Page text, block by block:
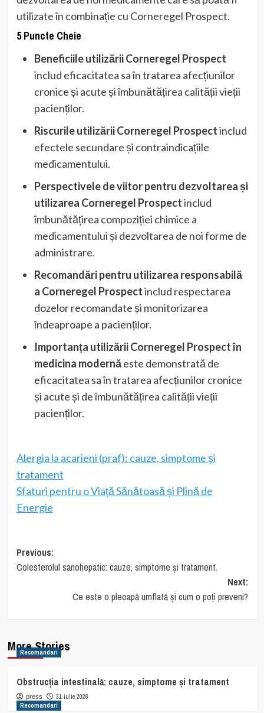
utilizate în combinație cu Corneregel Prospect.
5 Puncte Cheie
Beneficiile utilizării Corneregel Prospect
includ eficacitatea sa în tratarea afecțiunilor
cronice și acute și îmbunătățirea calității vieții
pacienților.
Riscurile utilizării Corneregel Prospectinclud
efectele secundare și contraindicațiile
medicamentului.
Perspectivele de viitor pentru dezvoltarea și
utilizarea Corneregel Prospectinclud
îmbunătățirea compoziției chimice a
medicamentului și dezvoltarea de noi forme de
administrare.
Recomandări pentru utilizarea responsabilă
a Corneregel Prospectinclud respectarea
dozelor recomandate și monitorizarea
îndeaproape a pacienților.
Importanța utilizării Corneregel Prospect în
medicina modernăeste demonstrată de
eficacitatea sa în tratarea afecțiunilor cronice
și acute și de îmbunătățirea calității vieții
pacienților.
Alergia la acarieni (praf): cauze, simptome și
tratament
Sfaturi pentru o Viață Sănătoasă și Plină de
Energie
Post
navigation
Previous:
Colesterolul sanohepatic: cauze, simptome și tratament.
Next:
Ce este o pleoapă umflată și cum o poți preveni?
More Stories
Recomandari
Obstrucția intestinală: cauze, simptome și tratament
press
31 iulie 2026
Recomandari